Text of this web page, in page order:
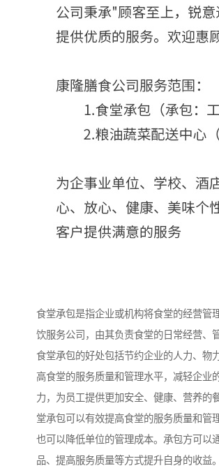
食堂承包是指企业或机构将食堂的经营管
饮服务公司，由其负责食堂的日常经营、
食堂承包的好处包括节约企业的人力、物
高食堂的服务质量和管理水平，减轻企业
力，为员工提供更加安全、健康、营养的
堂承包可以有效提高食堂的服务质量和管
也可以降低单位的管理成本。承包方可以
品、提高服务质量等方式提升自身的收益